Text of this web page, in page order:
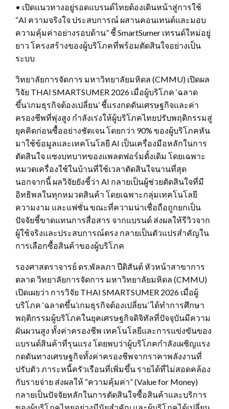
• เปิดแนวทางอยู่รอดแบรนด์ไทยต้องเดินหน้าสู่การใช้
“AI ความจริงใจ ประสบการณ์ ผสานคอนเทนต์และมอบ
ความคุ้มค่าอย่างรอบด้าน” ชี้ SmartSumer เทรนด์ใหม่อยู่
ยาว โครงสร้างของผู้บริโภคที่พร้อมตัดสินใจอย่างเป็น
ระบบ
วิทยาลัยการจัดการ มหาวิทยาลัยมหิดล (CMMU) เปิดผล
วิจัย THAI SMARTSUMER 2026 เมื่อผู้บริโภค ‘ฉลาด
ขึ้น’เกมธุรกิจต้องเปลี่ยน’ ชี้แรงกดดันเศรษฐกิจและค่า
ครองชีพที่พุ่งสูง กำลังเร่งให้ผู้บริโภคไทยปรับพฤติกรรมสู่
ยุคคิดก่อนซื้ออย่างชัดเจน โดยกว่า 90% ของผู้บริโภคหัน
มาใช้ข้อมูลและเทคโนโลยี AI เป็นเครื่องมือหลักในการ
ตัดสินใจ แซงบทบาทของแพลตฟอร์มดั้งเดิม โดยเฉพาะ
หมวดเครื่องใช้ในบ้านที่ใช้เวลาตัดสินใจนานที่สุด
นอกจากนี้ ผลวิจัยยังชี้ว่า AI กลายเป็นผู้ช่วยตัดสินใจที่มี
อิทธิพลในทุกหมวดสินค้า โดยเฉพาะกลุ่มเทคโนโลยี
ความงาม และแฟชั่น ขณะที่ความน่าเชื่อถือถูกยกเป็น
ปัจจัยชี้ขาดแทนการสื่อสาร จากแบรนด์ ส่งผลให้รีวิวจาก
ผู้ใช้จริงและประสบการณ์ตรง กลายเป็นตัวแปรสำคัญใน
การเลือกซื้อสินค้าของผู้บริโภค
รองศาสตราจารย์ ดร.พัลลภา ปีติสันต์ หัวหน้าสาขาการ
ตลาด วิทยาลัยการจัดการ มหาวิทยาลัยมหิดล (CMMU)
เปิดเผยว่า การวิจัย THAI SMARTSUMER 2026 เมื่อผู้
บริโภค ‘ฉลาดขึ้น’เกมธุรกิจต้องเปลี่ยน’ ได้ทำการศึกษา
พฤติกรรมผู้บริโภคในยุคเศรษฐกิจดิจิทัลที่ปัจจุบันมีความ
ผันผวนสูง ทั้งค่าครองชีพ เทคโนโลยีและการแข่งขันของ
แบรนด์สินค้าที่รุนแรง โดยพบว่าผู้บริโภคกำลังเผชิญแรง
กดดันทางเศรษฐกิจทั้งค่าครองชีพจากราคาพลังงานที่
ปรับตัว ภาระหนี้ครัวเรือนที่เพิ่มขึ้น รายได้ที่ไม่สอดคล้อง
กับรายจ่าย ส่งผลให้ “ความคุ้มค่า” (Value for Money)
กลายเป็นปัจจัยหลักในการตัดสินใจซื้อสินค้าและบริการ